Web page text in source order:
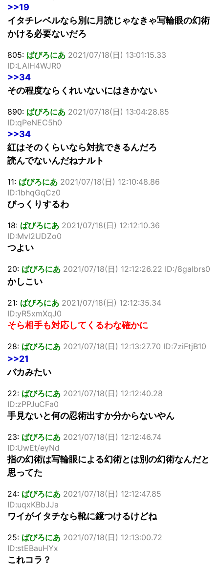
>>19
イタチレベルなら別に月読じゃなきゃ写輪眼の幻術
かける必要ないだろ
805: ばびろにあ 2021/07/18(日) 13:01:15.33
ID:LAlH4WJR0
>>34
その程度ならくれいないにはきかない
890: ばびろにあ 2021/07/18(日) 13:04:28.85
ID:qPeNEC5h0
>>34
紅はそのくらいなら対抗できるんだろ
読んでないんだねナルト
11: ばびろにあ 2021/07/18(日) 12:10:48.86
ID:1bhqGqCz0
びっくりするわ
18: ばびろにあ 2021/07/18(日) 12:12:10.36
ID:Mvl2UDZo0
つよい
20: ばびろにあ 2021/07/18(日) 12:12:26.22 ID:/8gaIbrs0
かしこい
21: ばびろにあ 2021/07/18(日) 12:12:35.34
ID:yR5xmXqJ0
そら相手も対応してくるわな確かに
28: ばびろにあ 2021/07/18(日) 12:13:27.70 ID:7ziFtjB10
>>21
バカみたい
22: ばびろにあ 2021/07/18(日) 12:12:40.28
ID:zPPJuCFa0
手見ないと何の忍術出すか分からないやん
23: ばびろにあ 2021/07/18(日) 12:12:46.74
ID:UwEt/eyNd
指の幻術は写輪眼による幻術とは別の幻術なんだと
思ってた
24: ばびろにあ 2021/07/18(日) 12:12:47.85
ID:uqxKBbJJa
ワイがイタチなら靴に鏡つけるけどね
25: ばびろにあ 2021/07/18(日) 12:13:00.72
ID:stEBauHYx
これコラ？